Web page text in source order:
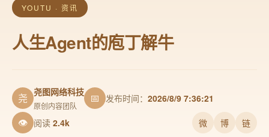
YOUTU · 资讯
人生Agent的庖丁解牛
尧 尧图网络科技
原创内容团队
📅 发布时间： 2026/8/9 7:36:21
👁 阅读 2.4k 微 博 链